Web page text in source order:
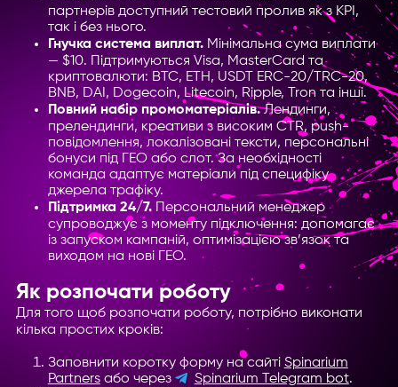
партнерів доступний тестовий пролив як з KPI,
так і без нього.
Гнучка система виплат.Мінімальна сума виплати
— $10. Підтримуються Visa, MasterCard та
криптовалюти: BTC, ETH, USDT ERC-20/TRC-20,
BNB, DAI, Dogecoin, Litecoin, Ripple, Tron та інші.
Повний набір промоматеріалів.Лендинги,
прелендинги, креативи з високим CTR, push-
повідомлення, локалізовані тексти, персональні
бонуси під ГЕО або слот. За необхідності
команда адаптує матеріали під специфіку
джерела трафіку.
Підтримка 24/7.Персональний менеджер
супроводжує з моменту підключення: допомагає
із запуском кампаній, оптимізацією зв’язок та
виходом на нові ГЕО.
Як розпочати роботу
Для того щоб розпочати роботу, потрібно виконати
кілька простих кроків:
Заповнити коротку форму на сайті Spinarium
Partnersабо через Spinarium Telegram bot.